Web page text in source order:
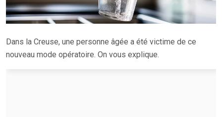
Dans la Creuse, une personne âgée a été victime de ce
nouveau mode opératoire. On vous explique.